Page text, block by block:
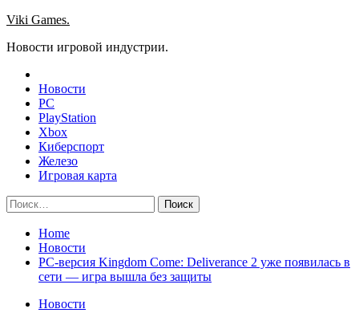
Skip
content
Viki Games.
Новости игровой индустрии.
Новости
PC
PlayStation
Xbox
Киберспорт
Железо
Игровая карта
Найти:
Home
Новости
PC-версия Kingdom Come: Deliverance 2 уже появилась в
сети — игра вышла без защиты
Новости